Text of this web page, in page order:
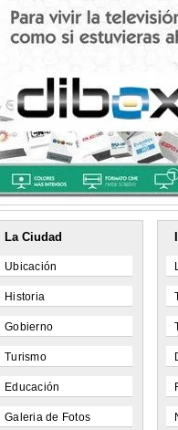
La Ciudad
Ubicación
Historia
Gobierno
Turismo
Educación
Galeria de Fotos